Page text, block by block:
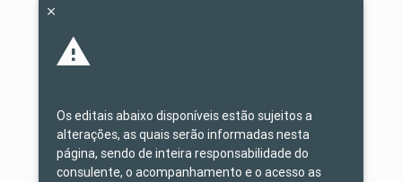
Os editais abaixo disponíveis estão sujeitos a
alterações, as quais serão informadas nesta
página, sendo de inteira responsabilidade do
consulente, o acompanhamento e o acesso as